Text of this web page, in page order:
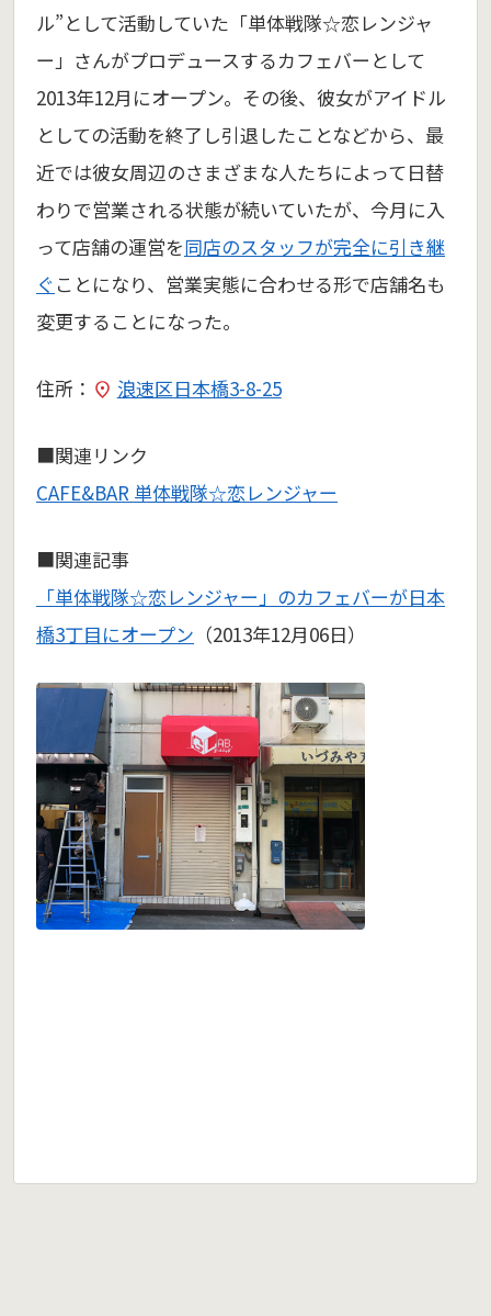
ル”として活動していた「単体戦隊☆恋レンジャ
ー」さんがプロデュースするカフェバーとして
2013年12月にオープン。その後、彼女がアイドル
としての活動を終了し引退したことなどから、最
近では彼女周辺のさまざまな人たちによって日替
わりで営業される状態が続いていたが、今月に入
って店舗の運営を同店のスタッフが完全に引き継
ぐ ことになり、営業実態に合わせる形で店舗名も
変更することになった。
住所： 浪速区日本橋3-8-25
■関連リンク
CAFE&BAR 単体戦隊☆恋レンジャー
■関連記事
「単体戦隊☆恋レンジャー」のカフェバーが日本
橋3丁目にオープン （2013年12月06日）